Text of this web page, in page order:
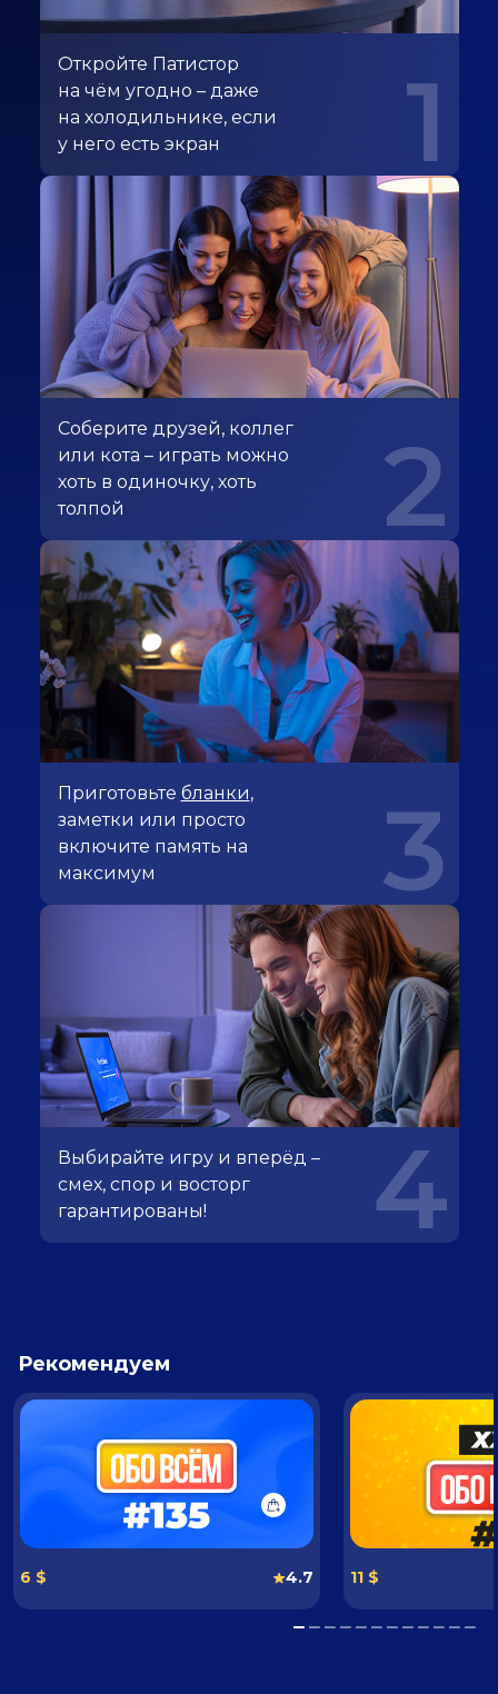
Откройте Патистор
на чём угодно – даже
на холодильнике, если
у него есть экран
1
Соберите друзей, коллег
или кота – играть можно
хоть в одиночку, хоть
толпой
2
Приготовьте бланки,
заметки или просто
включите память на
максимум
3
Выбирайте игру и вперёд –
смех, спор и восторг
гарантированы!
4
Рекомендуем
6 $ 4.7 11 $